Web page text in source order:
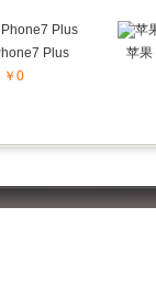
Plus
￥0
苹果